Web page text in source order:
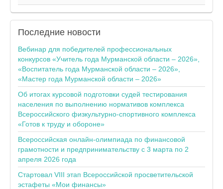
Последние новости
Вебинар для победителей профессиональных
конкурсов «Учитель года Мурманской области – 2026»,
«Воспитатель года Мурманской области – 2026»,
«Мастер года Мурманской области – 2026»
Об итогах курсовой подготовки судей тестирования
населения по выполнению нормативов комплекса
Всероссийского физкультурно-спортивного комплекса
«Готов к труду и обороне»
Всероссийская онлайн-олимпиада по финансовой
грамотности и предпринимательству с 3 марта по 2
апреля 2026 года
Стартовал VIII этап Всероссийской просветительской
эстафеты «Мои финансы»